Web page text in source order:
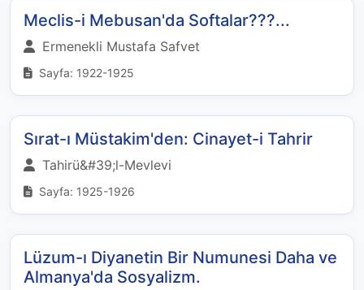
Meclis-i Mebusan'da Softalar???...
Ermenekli Mustafa Safvet
Sayfa: 1922-1925
Sırat-ı Müstakim'den: Cinayet-i Tahrir
Tahirü&#39;l-Mevlevi
Sayfa: 1925-1926
Lüzum-ı Diyanetin Bir Numunesi Daha ve
Almanya'da Sosyalizm.